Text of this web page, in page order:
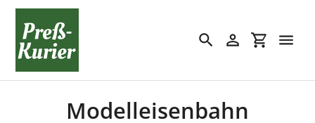
Direkt
Inhalt
SuchenEinloggen
S
Modelleisenbahn